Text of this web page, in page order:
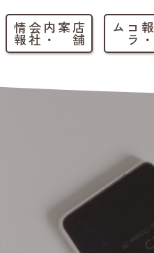
店
舗
案内
・
会
社
情
報